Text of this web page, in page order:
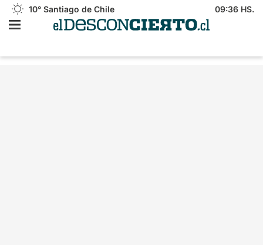
10° Santiago de Chile 09:36 HS.